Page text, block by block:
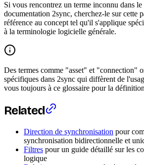
Si vous rencontrez un terme inconnu dans
documentation 2sync, cherchez-le sur cette
référence au concept tel qu'il s'applique
à la terminologie logicielle générale.
Des termes comme "asset" et "connection"
spécifiques dans 2sync qui diffèrent de
vous toujours à ce glossaire pour la
Related
Direction de synchronisation pour
synchronisation bidirectionnelle et
Filtres pour un guide détaillé sur les
logique